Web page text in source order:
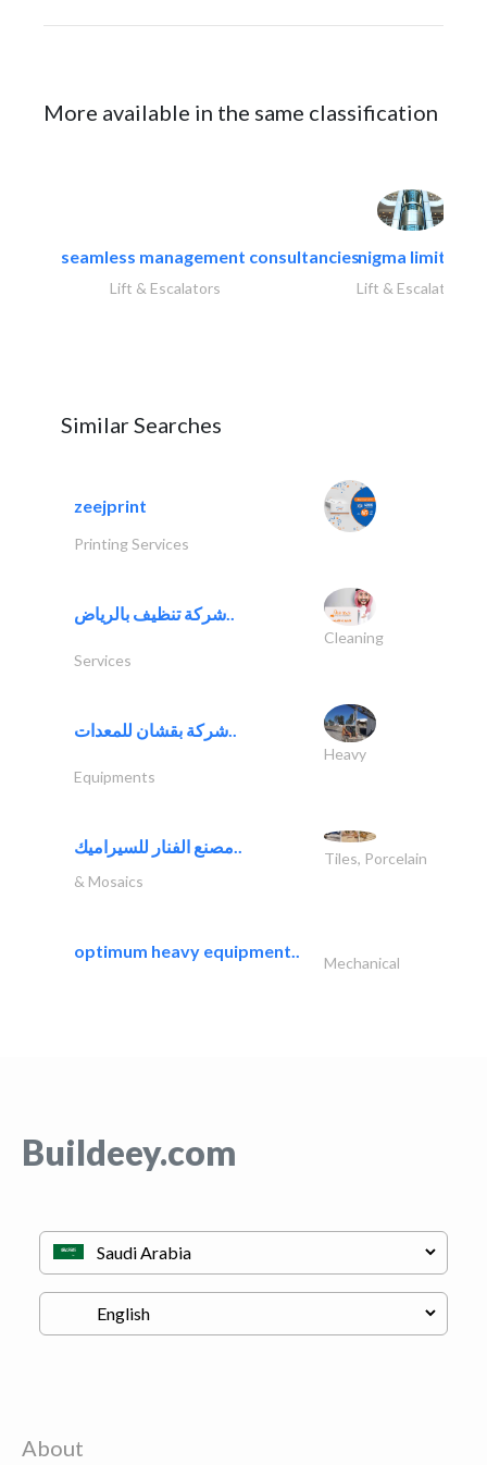
More available in the same classification
seamless management consultancies
Lift & Escalators
nigma limited
Lift & Escalators
Similar Searches
zeejprint
Printing Services
شركة تنظيف بالرياض..
Cleaning
Services
شركة بقشان للمعدات..
Heavy
Equipments
مصنع الفنار للسيراميك..
Tiles, Porcelain
& Mosaics
optimum heavy equipment..
Mechanical
Buildeey.com
About